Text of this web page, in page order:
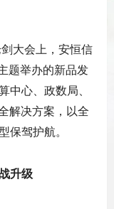
大会上，安恒信
题举办的新品发
中心、政数局、
解决方案，以全
保驾护航。
升级